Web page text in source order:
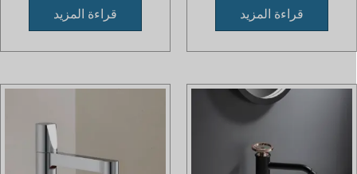
قراءة المزيد قراءة المزيد